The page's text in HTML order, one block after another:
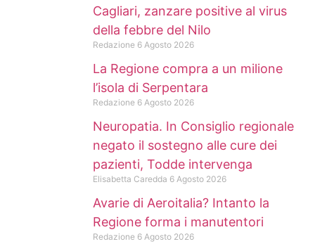
Cagliari, zanzare positive al virus
della febbre del Nilo
Redazione 6 Agosto 2026
La Regione compra a un milione
l’isola di Serpentara
Redazione 6 Agosto 2026
Neuropatia. In Consiglio regionale
negato il sostegno alle cure dei
pazienti, Todde intervenga
Elisabetta Caredda 6 Agosto 2026
Avarie di Aeroitalia? Intanto la
Regione forma i manutentori
Redazione 6 Agosto 2026